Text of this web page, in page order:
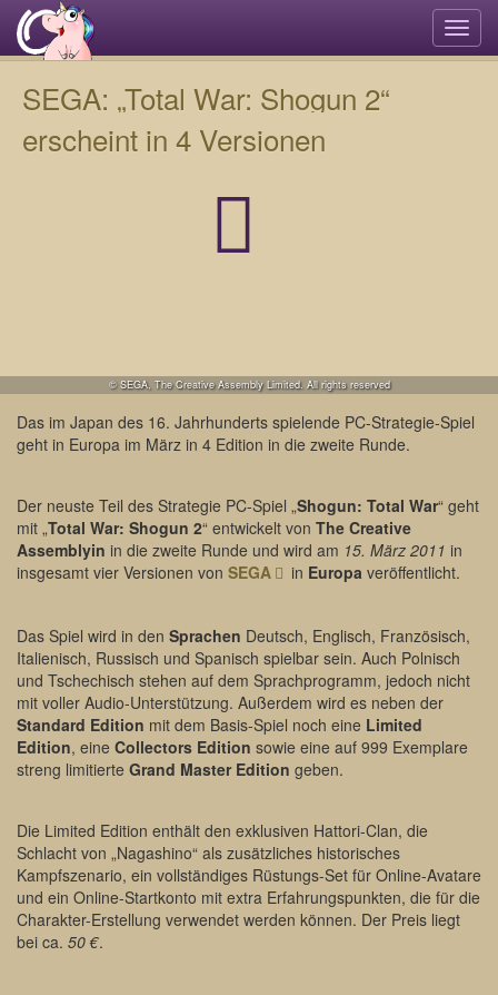
SEGA: „Total War: Shogun 2“
erscheint in 4 Versionen
© SEGA, The Creative Assembly Limited. All rights reserved
Das im Japan des 16. Jahrhunderts spielende PC-Strategie-Spiel
geht in Europa im März in 4 Edition in die zweite Runde.
Der neuste Teil des Strategie PC-Spiel „Shogun: Total War“ geht
mit „Total War: Shogun 2“ entwickelt von The Creative
Assemblyin in die zweite Runde und wird am 15. März 2011 in
insgesamt vier Versionen von SEGA in Europa veröffentlicht.
Das Spiel wird in den Sprachen Deutsch, Englisch, Französisch,
Italienisch, Russisch und Spanisch spielbar sein. Auch Polnisch
und Tschechisch stehen auf dem Sprachprogramm, jedoch nicht
mit voller Audio-Unterstützung. Außerdem wird es neben der
Standard Edition mit dem Basis-Spiel noch eine Limited
Edition, eine Collectors Edition sowie eine auf 999 Exemplare
streng limitierte Grand Master Edition geben.
Die Limited Edition enthält den exklusiven Hattori-Clan, die
Schlacht von „Nagashino“ als zusätzliches historisches
Kampfszenario, ein vollständiges Rüstungs-Set für Online-Avatare
und ein Online-Startkonto mit extra Erfahrungspunkten, die für die
Charakter-Erstellung verwendet werden können. Der Preis liegt
bei ca. 50 €.